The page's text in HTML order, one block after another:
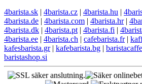
4barista.sk | 4barista.cz | 4barista.hu |
4barista.de | 4barista.com | 4barista.hr|
4barista.dk | 4barista.pt | 4barista.fi |
4barista.ee | 4barista.ch | cafebarista.fr|
kafesbarista.gr| kafebarista.bg |
baristashop.si